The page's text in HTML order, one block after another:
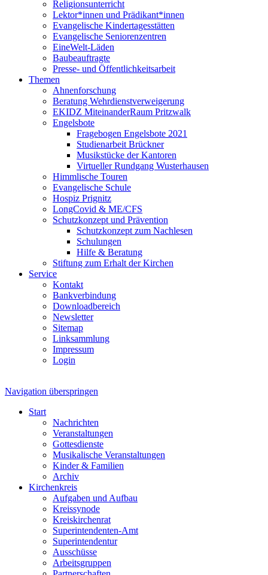
Religionsunterricht
Lektor*innen und Prädikant*innen
Evangelische Kindertagesstätten
Evangelische Seniorenzentren
EineWelt-Läden
Baubeauftragte
Presse- und Öffentlichkeitsarbeit
Themen
Ahnenforschung
Beratung Wehrdienstverweigerung
EKIDZ MiteinanderRaum Pritzwalk
Engelsbote
Fragebogen Engelsbote 2021
Studienarbeit Brückner
Musikstücke der Kantoren
Virtueller Rundgang Wusterhausen
Himmlische Touren
Evangelische Schule
Hospiz Prignitz
LongCovid & ME/CFS
Schutzkonzept und Prävention
Schutzkonzept zum Nachlesen
Schulungen
Hilfe & Beratung
Stiftung zum Erhalt der Kirchen
Service
Kontakt
Bankverbindung
Downloadbereich
Newsletter
Sitemap
Linksammlung
Impressum
Login
Navigation überspringen
Start
Nachrichten
Veranstaltungen
Gottesdienste
Musikalische Veranstaltungen
Kinder & Familien
Archiv
Kirchenkreis
Aufgaben und Aufbau
Kreissynode
Kreiskirchenrat
Superintendenten-Amt
Superintendentur
Ausschüsse
Arbeitsgruppen